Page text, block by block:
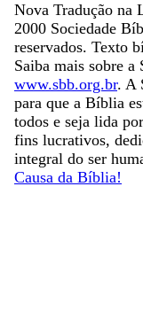
Nova Tradução na
2000 Sociedade
reservados. Texto
Saiba mais sobre
www.sbb.org.br. A
para que a Bíblia
todos e seja lida
fins lucrativos,
integral do ser
Causa da Bíblia!